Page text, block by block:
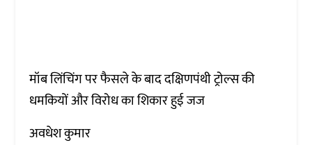
मॉब लिंचिंग पर फैसले के बाद दक्षिणपंथी ट्रोल्स की
धमकियों और विरोध का शिकार हुई जज
अवधेश कुमार